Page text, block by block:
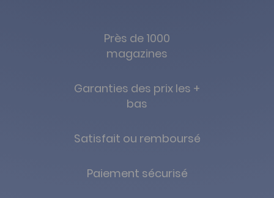
Près de 1000
magazines
Garanties des prix les +
bas
Satisfait ou remboursé
Paiement sécurisé